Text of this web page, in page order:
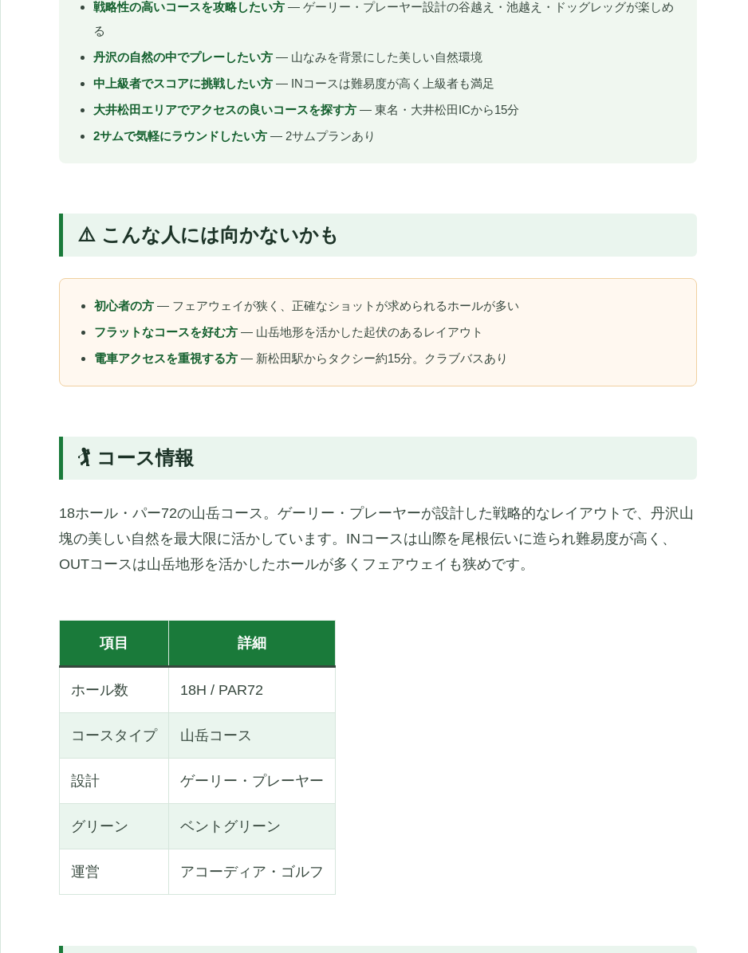
戦略性の高いコースを攻略したい方 — ゲーリー・プレーヤー設計の谷越え・池越え・ドッグレッグが楽しめ
る
丹沢の自然の中でプレーしたい方 — 山なみを背景にした美しい自然環境
中上級者でスコアに挑戦したい方 — INコースは難易度が高く上級者も満足
大井松田エリアでアクセスの良いコースを探す方 — 東名・大井松田ICから15分
2サムで気軽にラウンドしたい方 — 2サムプランあり
⚠️ こんな人には向かないかも
初心者の方 — フェアウェイが狭く、正確なショットが求められるホールが多い
フラットなコースを好む方 — 山岳地形を活かした起伏のあるレイアウト
電車アクセスを重視する方 — 新松田駅からタクシー約15分。クラブバスあり
🏌️ コース情報
18ホール・パー72の山岳コース。ゲーリー・プレーヤーが設計した戦略的なレイアウトで、丹沢山
塊の美しい自然を最大限に活かしています。INコースは山際を尾根伝いに造られ難易度が高く、
OUTコースは山岳地形を活かしたホールが多くフェアウェイも狭めです。
項目 詳細
ホール数 18H / PAR72
コースタイプ 山岳コース
設計 ゲーリー・プレーヤー
グリーン ベントグリーン
運営 アコーディア・ゴルフ